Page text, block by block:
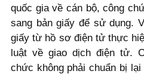
quốc gia về cán bộ, công
sang bản giấy để sử dụng.
giấy từ hồ sơ điện tử thực
luật về giao dịch điện tử.
chức không phải chuẩn bị